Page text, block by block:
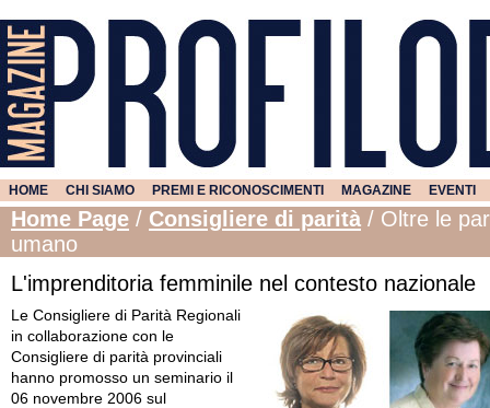
HOME CHI SIAMO PREMI E RICONOSCIMENTI MAGAZINE EVENTI
Home Page / Consigliere di parità / Oltre le
umano
L'imprenditoria femminile nel contesto nazionale
Le Consigliere di Parità Regionali
in collaborazione con le
Consigliere di parità provinciali
hanno promosso un seminario il
06 novembre 2006 sul